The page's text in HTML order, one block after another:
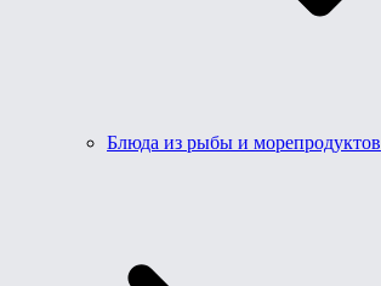
Блюда из рыбы и морепродуктов